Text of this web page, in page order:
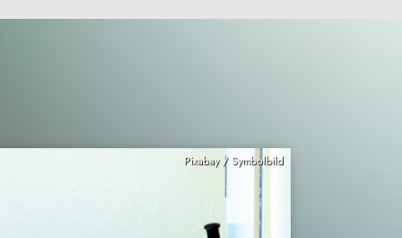
Pixabay / Symbolbild